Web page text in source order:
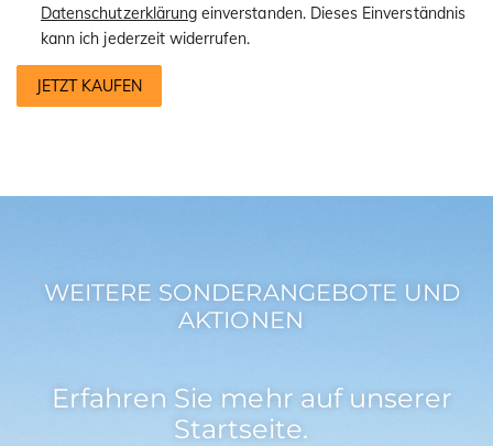
Datenschutzerklärung einverstanden. Dieses Einverständnis
kann ich jederzeit widerrufen.
JETZT KAUFEN
WEITERE SONDERANGEBOTE UND
AKTIONEN
Erfahren Sie mehr auf unserer
Startseite.